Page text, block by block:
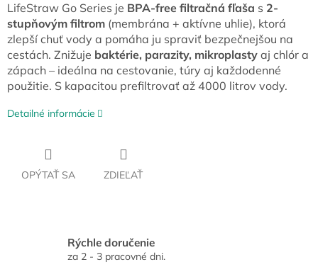
LifeStraw Go Series je BPA-free filtračná fľaša s 2-
stupňovým filtrom (membrána + aktívne uhlie), ktorá
zlepší chuť vody a pomáha ju spraviť bezpečnejšou na
cestách. Znižuje baktérie, parazity, mikroplasty aj chlór a
zápach – ideálna na cestovanie, túry aj každodenné
použitie. S kapacitou prefiltrovať až 4000 litrov vody.
Detailné informácie
OPÝTAŤ SA ZDIEĽAŤ
Rýchle doručenie
za 2 - 3 pracovné dni.